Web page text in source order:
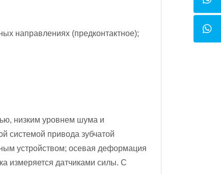
направлениях (предконтактное);
низким уровнем шума и
системой привода зубчатой
устройством; осевая деформация
измеряется датчиками силы. С